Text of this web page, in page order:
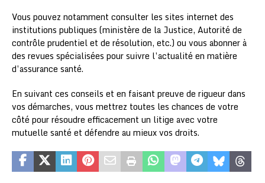
Vous pouvez notamment consulter les sites internet des
institutions publiques (ministère de la Justice, Autorité de
contrôle prudentiel et de résolution, etc.) ou vous abonner à
des revues spécialisées pour suivre l’actualité en matière
d’assurance santé.
En suivant ces conseils et en faisant preuve de rigueur dans
vos démarches, vous mettrez toutes les chances de votre
côté pour résoudre efficacement un litige avec votre
mutuelle santé et défendre au mieux vos droits.